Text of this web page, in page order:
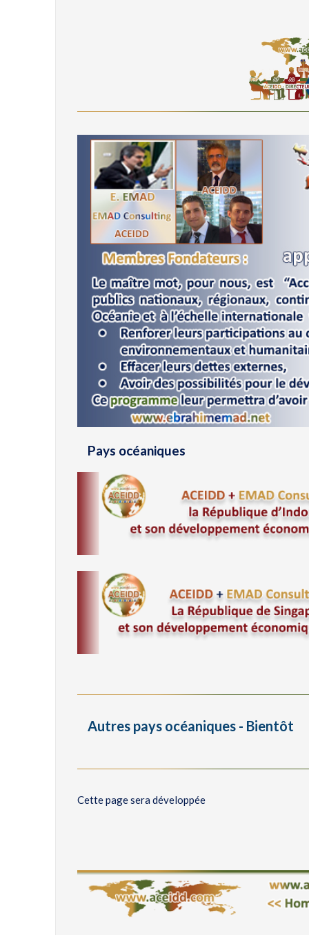
Pays océaniques
Autres pays océaniques - Bientôt
Cette page sera développée